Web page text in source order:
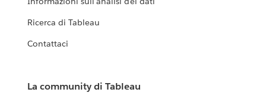
Ricerca di Tableau
Contattaci
La community di Tableau